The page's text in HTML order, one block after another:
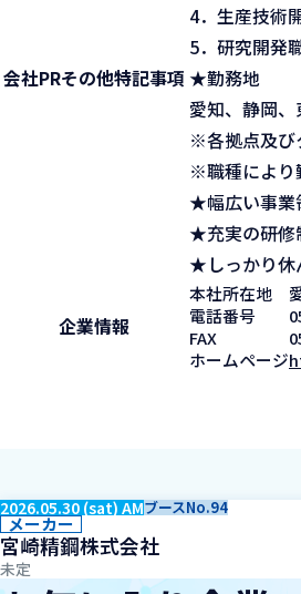
会社PRその他特記事項
4．生産技術
5．研究開発
★勤務地
愛知、静岡
※各拠点及び
※職種により
★幅広い事業
★充実の研修
★しっかり休
企業情報
本社所在地
電話番号
FAX
ホームページ
2026.05.30 (sat) AMブースNo.94
メーカー
宮崎精鋼株式会社
未定